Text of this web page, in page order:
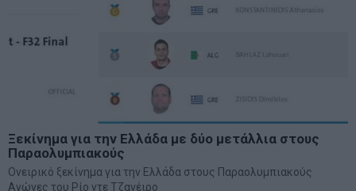
Ξεκίνημα για την Ελλάδα με δύο μετάλλια στους
Παραολυμπιακούς
Ονειρικό ξεκίνημα για την Ελλάδα στους Παραολυμπιακούς
Αγώνες του Ρίο ντε Τζανέιρο